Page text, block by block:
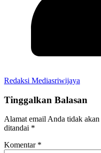
Redaksi Mediasriwijaya
Tinggalkan Balasan
Alamat email Anda tidak
ditandai *
Komentar *